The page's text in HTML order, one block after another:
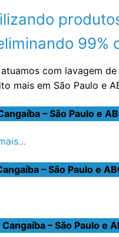
99%
com lavagem
mais em São Paulo e
– São Paulo e
– São Paulo e
– São Paulo e